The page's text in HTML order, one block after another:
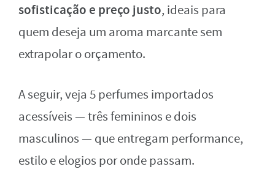
sofisticação e preço justo, ideais para
quem deseja um aroma marcante sem
extrapolar o orçamento.
A seguir, veja 5 perfumes importados
acessíveis — três femininos e dois
masculinos — que entregam performance,
estilo e elogios por onde passam.